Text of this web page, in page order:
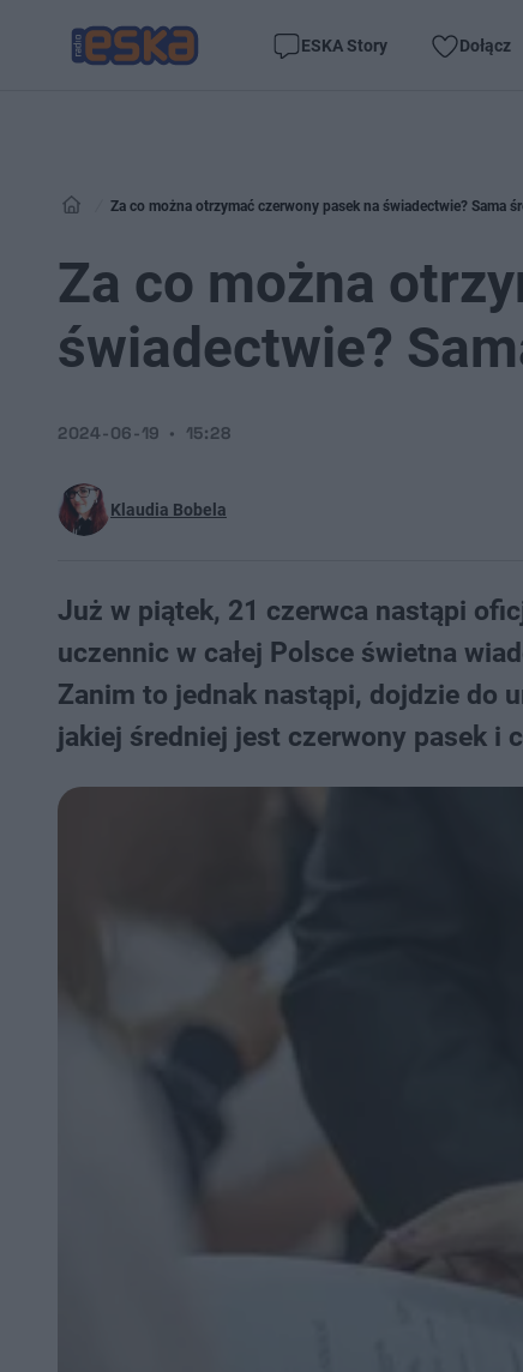
ESKA Story Dołącz
Za co można otrzymać czerwony pasek na świadectwie? Sama
Za co można
świadectwie?
Klaudia Bobela
2024-06-19 15:28
Już w piątek, 21 czerwca nastąpi
uczennic w całej Polsce świetna
Zanim to jednak nastąpi, dojdzie do
jakiej średniej jest czerwony pasek i